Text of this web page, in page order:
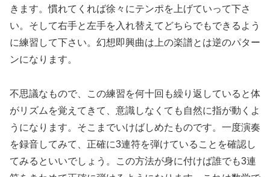
きます。慣れてくれば徐々にテンポを上げていって下さ
い。そして右手と左手を入れ替えてどちらでもできるよう
に練習して下さい。幻想即興曲は上の楽譜とは逆のパター
ンになります。
不思議なもので、この練習を何十回も繰り返していると体
がリズムを覚えてきて、意識しなくても自然に指が動くよ
うになります。そこまでいけばしめたものです。一度演奏
を録音してみて、正確に3連符を弾けていることを確認し
てみるといいでしょう。この方法が身に付けば誰でも3連